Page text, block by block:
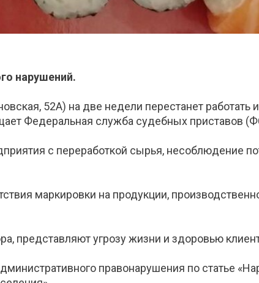
нарушений.
52А) на две недели перестанет работать
Федеральная служба судебных приставов
с переработкой сырья, несоблюдение
маркировки на продукции,
представляют угрозу жизни и здоровью
правонарушения по статье